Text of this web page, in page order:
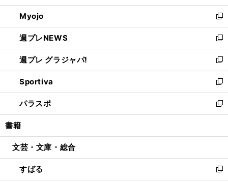
開
く
ウ
で
開
く
ン
ド
ウ
で
開
く
ウ
ィ
ン
ド
ウ
で
開
く
Myojo
新
し
い
ウ
ィ
ン
ド
ウ
で
開
週プレNEWS
新
し
い
ウ
ィ
ン
ド
ウ
開
週プレ グラジャパ!
新
し
い
ウ
ィ
ン
ウ
開
く
Sportiva
新
し
い
ウ
ン
ウ
で
開
パラスポ
新
し
ウ
ン
ド
ウ
書籍
文芸・文庫・総合
すばる
新